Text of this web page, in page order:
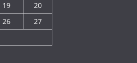
19
20
26
27